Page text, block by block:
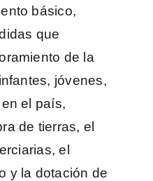
básico,
que
de la
jóvenes,
el país,
de tierras, el
el
y la dotación de